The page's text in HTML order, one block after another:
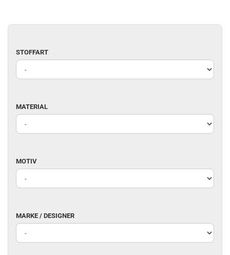
STOFFART
STOFFART
MATERIAL
MATERIAL
MOTIV
MOTIV
MARKE
/
DESIGNER
MARKE / DESIGNER